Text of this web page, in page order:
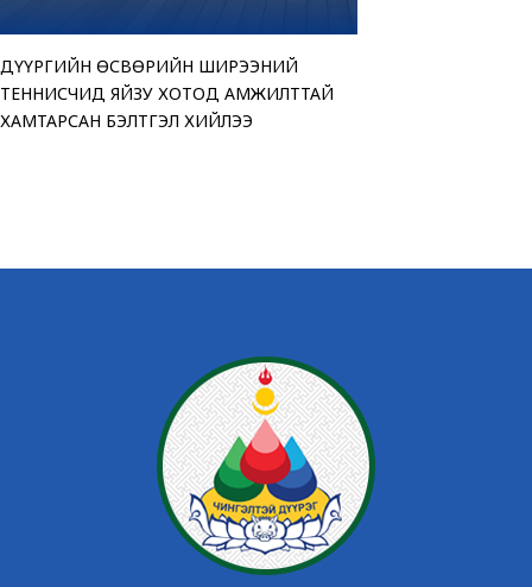
ДҮҮРГИЙН ӨСВӨРИЙН ШИРЭЭНИЙ
ТЕННИСЧИД ЯЙЗУ ХОТОД АМЖИЛТТАЙ
ХАМТАРСАН БЭЛТГЭЛ ХИЙЛЭЭ